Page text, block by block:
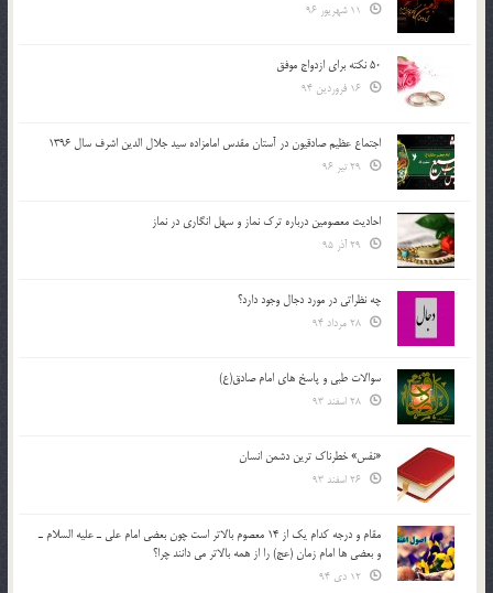
50 نکته برای ازدواج موفق
اجتماع عظیم صادقیون در آستان مقدس امامزاده سید جلال الدین اشرف سال 1396
احادیث معصومین درباره ترک نماز و سهل انگاری در نماز
چه نظراتی در مورد دجال وجود دارد؟
سوالات طبی و پاسخ های امام صادق(ع)
«نفس» خطرناک ترین دشمن انسان
مقام و درجه كدام يك از 14 معصوم بالاتر است چون بعضي امام علي ـ عليه السلام ـ
و بعضي ها امام زمان (عج) را از همه بالاتر مي دانند چرا؟